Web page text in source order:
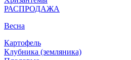
РАСПРОДАЖА
Весна
Картофель
Клубника (земляника)